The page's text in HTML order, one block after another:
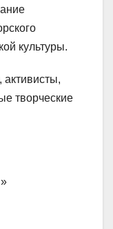
культуры.
активисты,
творческие